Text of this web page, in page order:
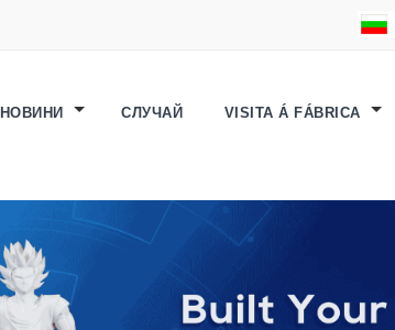
НОВИНИ СЛУЧАЙ VISITA Á FÁBRICA